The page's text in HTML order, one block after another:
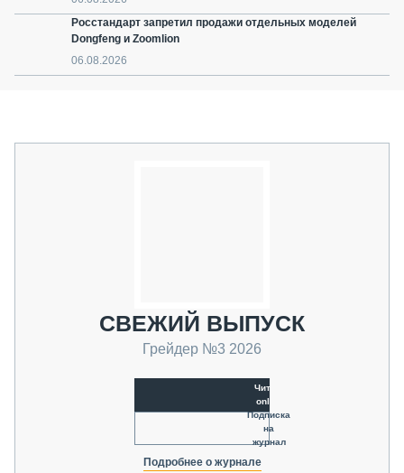
Росстандарт запретил продажи отдельных моделей
Dongfeng и Zoomlion
06.08.2026
СВЕЖИЙ ВЫПУСК
Грейдер №3 2026
Читать
online
Подписка
на
журнал
Подробнее о журнале